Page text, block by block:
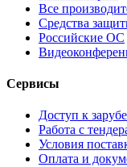
Все
Средства
Российские ОС
Сервисы
Доступ к
Работа с
Условия
Оплата и